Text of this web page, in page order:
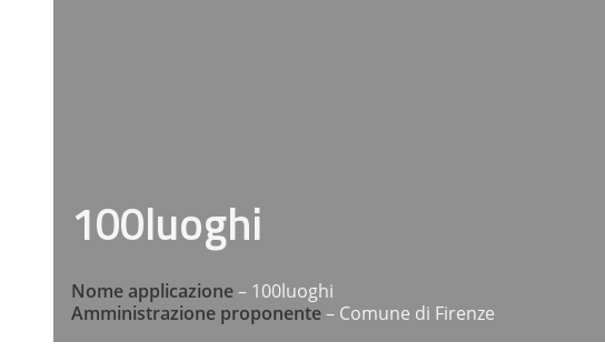
100luoghi
Nome applicazione– 100luoghi
Amministrazione proponente– Comune di Firenze